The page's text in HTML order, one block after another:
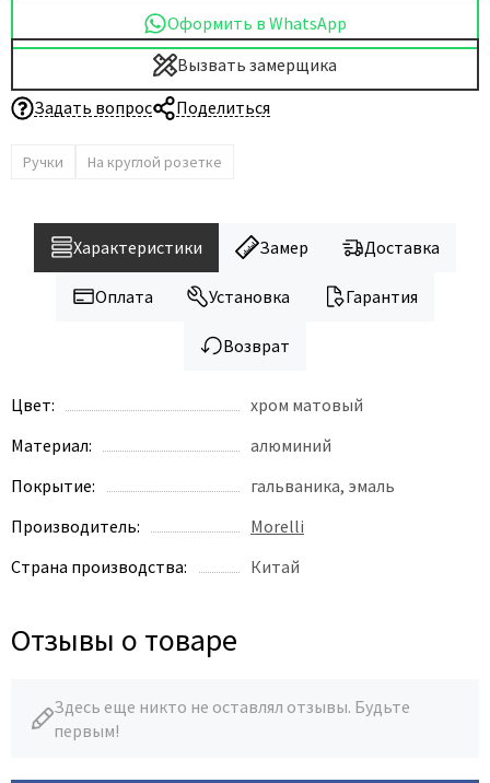
El Porta
Fimet
Griffwerk
Hausdoors
Komfort Doors
Legend
Lockstyle
Luxor
Milyana
Ofram
Optima Porte
Оформить в WhatsApp
Вызвать замерщика
Задать вопрос
Поделиться
Ручки На круглой розетке
Характеристики Замер Доставка
Оплата Установка Гарантия
Возврат
Цвет:
хром матовый
Материал:
алюминий
Покрытие:
гальваника, эмаль
Производитель:
Morelli
Страна производства:
Китай
Отзывы о товаре
Здесь еще никто не оставлял отзывы. Будьте
первым!